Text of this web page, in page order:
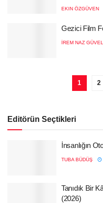
EKIN ÖZGÜVEN
Gezici Film
İREM NAZ GÜVEL
1 2
Editörün Seçtikleri
İnsanlığın
TUBA BÜDÜŞ
Tanıdık Bir
(2026)